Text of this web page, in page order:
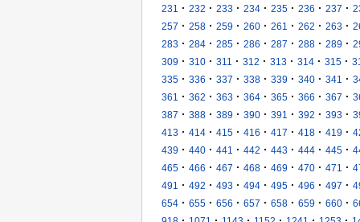
231
· 232 · 233 · 234 · 235 · 236 · 237 ·
257 · 258 · 259 · 260 · 261 · 262 · 263 ·
283 · 284 · 285 · 286 · 287 · 288 · 289 ·
309 · 310 · 311 · 312 · 313 · 314 · 315 ·
335 · 336 · 337 · 338 · 339 · 340 · 341 ·
361
· 362 · 363 · 364 · 365 · 366 · 367 ·
387 · 388 · 389 · 390 · 391 · 392 · 393 ·
413 · 414 · 415 · 416 · 417 · 418 · 419 ·
439 · 440 · 441 · 442 · 443 · 444 · 445 ·
465 · 466 · 467 · 468 · 469 · 470 · 471 ·
491
· 492 · 493 · 494 · 495 · 496 · 497 ·
654 · 655 · 656 · 657 · 658 · 659 · 660 ·